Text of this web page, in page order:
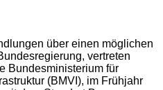
über einen möglichen
vertreten
Bundesministerium für
(BMVI), im Frühjahr